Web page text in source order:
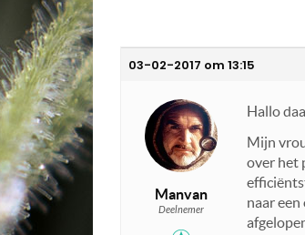
03-02-2017 om 13:15
Manvan
Deelnemer
Hallo
Mijn
over het
naar